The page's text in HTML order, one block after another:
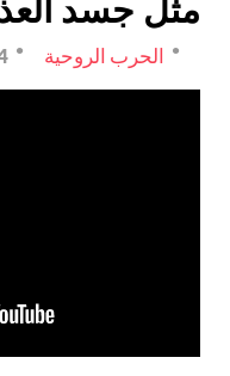
مثل جسد
الحرب الروحية